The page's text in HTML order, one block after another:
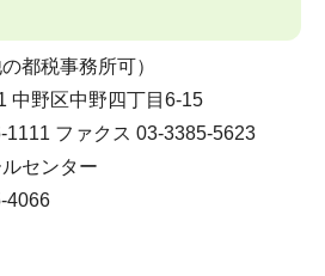
都税事務所可）
野区中野四丁目6-15
ファクス 03-3385-5623
センター
4066